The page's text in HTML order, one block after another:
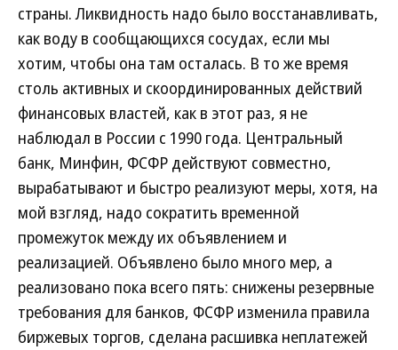
страны. Ликвидность надо было восстанавливать,
как воду в сообщающихся сосудах, если мы
хотим, чтобы она там осталась. В то же время
столь активных и скоординированных действий
финансовых властей, как в этот раз, я не
наблюдал в России с 1990 года. Центральный
банк, Минфин, ФСФР действуют совместно,
вырабатывают и быстро реализуют меры, хотя, на
мой взгляд, надо сократить временной
промежуток между их объявлением и
реализацией. Объявлено было много мер, а
реализовано пока всего пять: снижены резервные
требования для банков, ФСФР изменила правила
биржевых торгов, сделана расшивка неплатежей